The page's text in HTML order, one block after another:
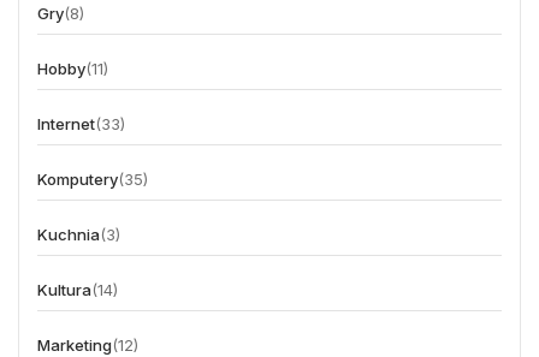
Gry(8)
Hobby(11)
Internet(33)
Komputery(35)
Kuchnia(3)
Kultura(14)
Marketing(12)